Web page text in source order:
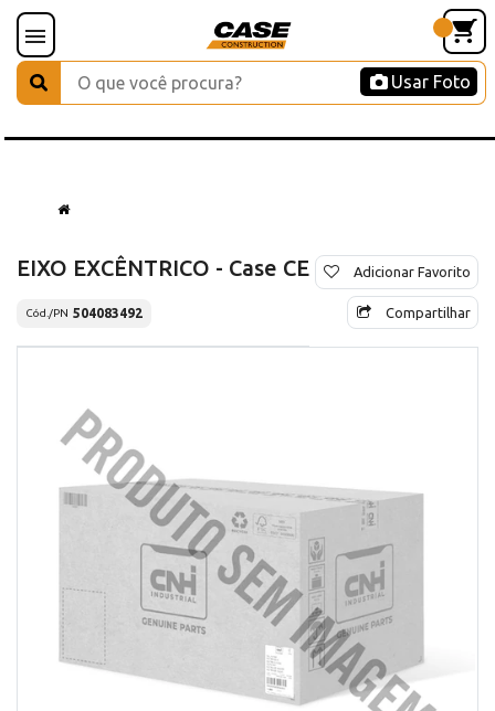
Usar Foto
EIXO EXCÊNTRICO - Case CE
Cód./PN 504083492
Adicionar Favorito
Compartilhar